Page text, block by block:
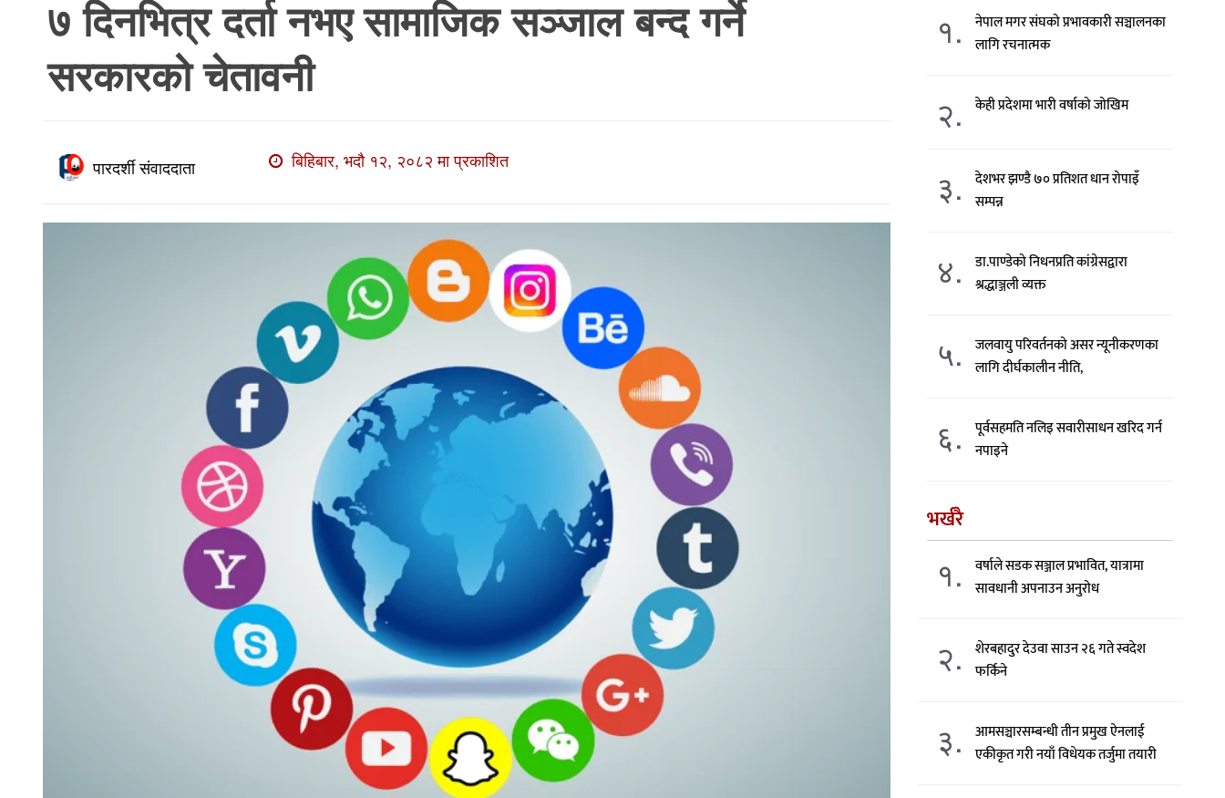
खाेज
माडी
विविध
७ दिनभित्र दर्ता नभए सामाजिक सञ्जाल बन्द गर्ने
सरकारको चेतावनी
पारदर्शी संवाददाता बिहिबार, भदौ १२, २०८२ मा प्रकाशित
१.
नेपाल मगर संघको प्रभावकारी सञ्चालनका
लागि रचनात्मक
२. केही प्रदेशमा भारी वर्षाको जोखिम
३.
देशभर झण्डै ७० प्रतिशत धान रोपाइँ
सम्पन्न
४.
डा.पाण्डेको निधनप्रति कांग्रेसद्वारा
श्रद्धाञ्जली व्यक्त
५.
जलवायु परिवर्तनको असर न्यूनीकरणका
लागि दीर्घकालीन नीति,
६.
पूर्वसहमति नलिइ सवारीसाधन खरिद गर्न
नपाइने
भर्खरै
१.
वर्षाले सडक सञ्जाल प्रभावित, यात्रामा
सावधानी अपनाउन अनुरोध
२.
शेरबहादुर देउवा साउन २६ गते स्वदेश
फर्किने
३.
आमसञ्चारसम्बन्धी तीन प्रमुख ऐनलाई
एकीकृत गरी नयाँ विधेयक तर्जुमा तयारी